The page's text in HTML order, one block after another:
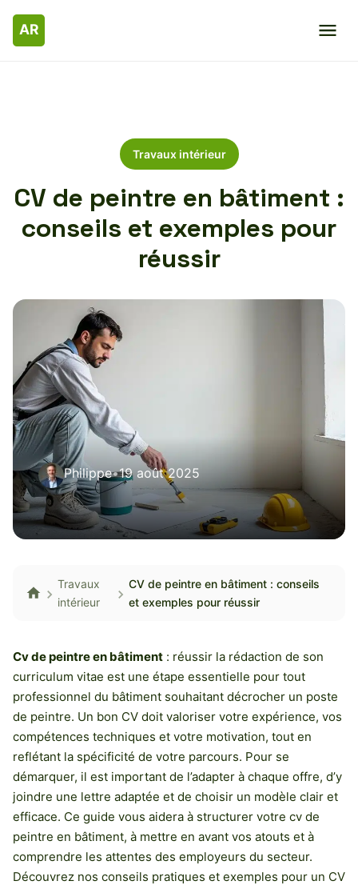
Travaux intérieur
CV de peintre en bâtiment :
conseils et exemples pour
réussir
Philippe•19 août 2025
Travaux
intérieur
CV de peintre en bâtiment : conseils
et exemples pour réussir
Cv de peintre en bâtiment : réussir la rédaction de son
curriculum vitae est une étape essentielle pour tout
professionnel du bâtiment souhaitant décrocher un poste
de peintre. Un bon CV doit valoriser votre expérience, vos
compétences techniques et votre motivation, tout en
reflétant la spécificité de votre parcours. Pour se
démarquer, il est important de l’adapter à chaque offre, d’y
joindre une lettre adaptée et de choisir un modèle clair et
efficace. Ce guide vous aidera à structurer votre cv de
peintre en bâtiment, à mettre en avant vos atouts et à
comprendre les attentes des employeurs du secteur.
Découvrez nos conseils pratiques et exemples pour un CV